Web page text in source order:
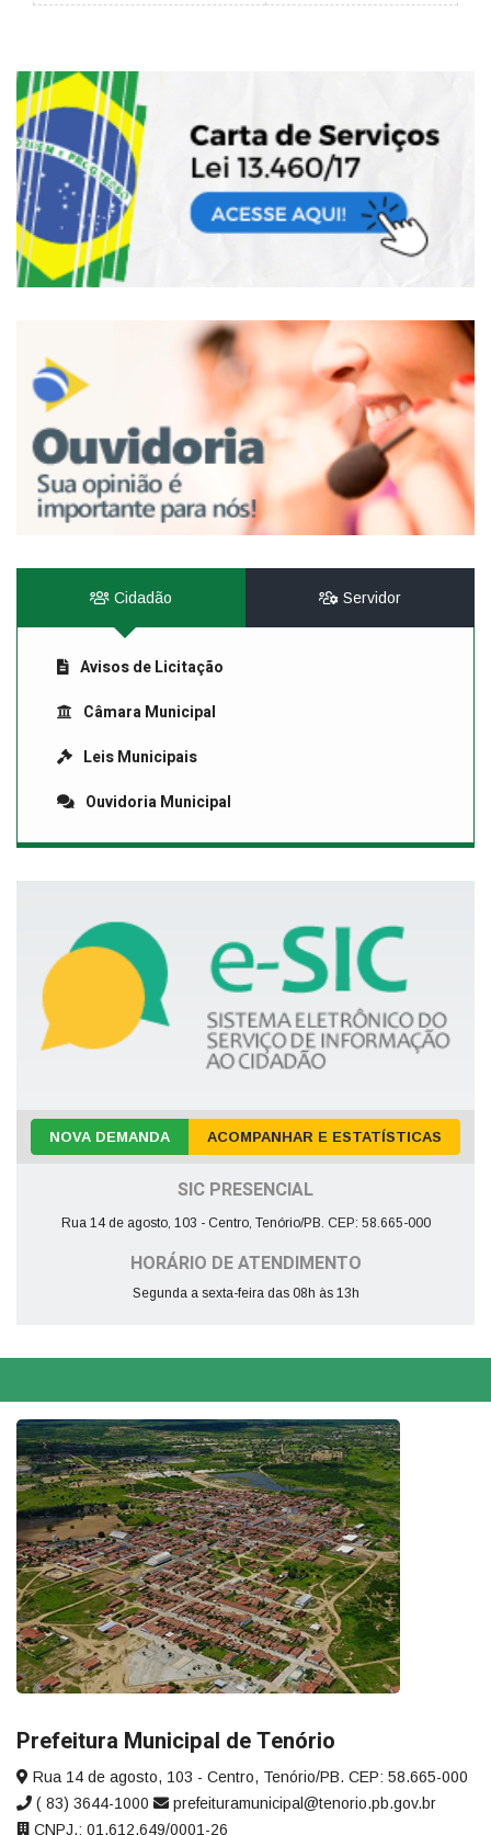
Cidadão Servidor
Avisos de Licitação
Câmara Municipal
Leis Municipais
Ouvidoria Municipal
NOVA DEMANDA ACOMPANHAR E ESTATÍSTICAS
SIC PRESENCIAL
Rua 14 de agosto, 103 - Centro, Tenório/PB. CEP: 58.665-000
HORÁRIO DE ATENDIMENTO
Segunda a sexta-feira das 08h às 13h
Prefeitura Municipal de Tenório
Rua 14 de agosto, 103 - Centro, Tenório/PB. CEP: 58.665-000
( 83) 3644-1000
prefeituramunicipal@tenorio.pb.gov.br
CNPJ.: 01.612.649/0001-26